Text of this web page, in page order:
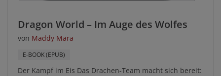
Dragon World – Im Auge des Wolfes
von Maddy Mara
E-BOOK (EPUB)
Der Kampf im Eis Das Drachen-Team macht sich bereit: